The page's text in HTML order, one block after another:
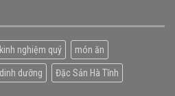
kinh nghiệm quý món ăn
dưỡng Đặc Sản Hà Tĩnh